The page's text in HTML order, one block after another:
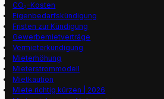
CO₂-Kosten
Eigenbedarfskündigung
Fristen zur Kündigung
Gewerbemietverträge
Vermieterkündigung
Mieterhöhung
Mieterstrommodell
Mietkaution
Miete richtig kürzen | 2026